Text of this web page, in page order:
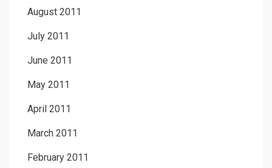
August 2011
July 2011
June 2011
May 2011
April 2011
March 2011
February 2011